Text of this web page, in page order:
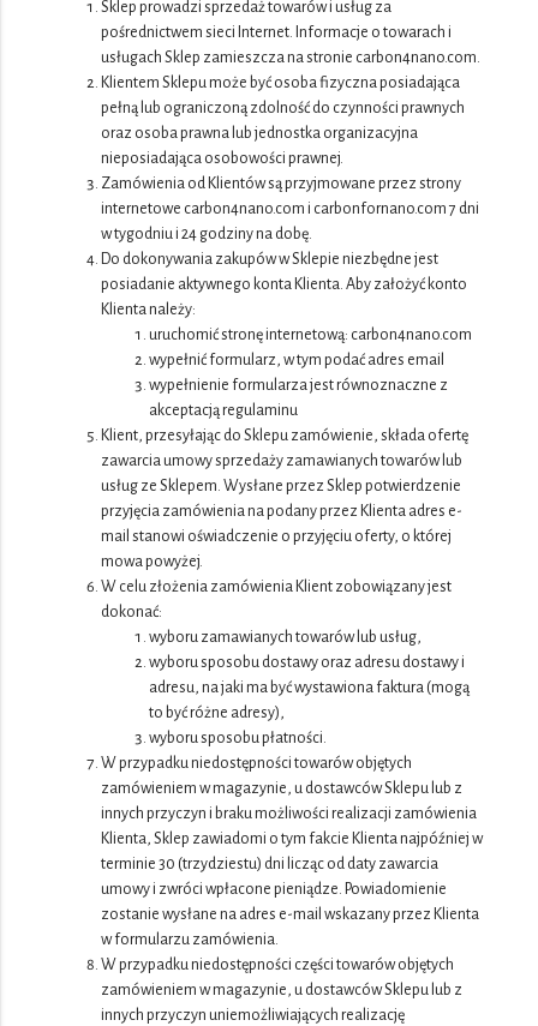
Sklep prowadzi sprzedaż towarów i usług za
pośrednictwem sieci Internet. Informacje o towarach i
usługach Sklep zamieszcza na stronie carbon4nano.com.
Klientem Sklepu może być osoba fizyczna posiadająca
pełną lub ograniczoną zdolność do czynności prawnych
oraz osoba prawna lub jednostka organizacyjna
nieposiadająca osobowości prawnej.
Zamówienia od Klientów są przyjmowane przez strony
internetowe carbon4nano.com i carbonfornano.com 7 dni
w tygodniu i 24 godziny na dobę.
Do dokonywania zakupów w Sklepie niezbędne jest
posiadanie aktywnego konta Klienta. Aby założyć konto
Klienta należy:
uruchomić stronę internetową: carbon4nano.com
wypełnić formularz, w tym podać adres email
wypełnienie formularza jest równoznaczne z
akceptacją regulaminu
Klient, przesyłając do Sklepu zamówienie, składa ofertę
zawarcia umowy sprzedaży zamawianych towarów lub
usług ze Sklepem. Wysłane przez Sklep potwierdzenie
przyjęcia zamówienia na podany przez Klienta adres e-
mail stanowi oświadczenie o przyjęciu oferty, o której
mowa powyżej.
W celu złożenia zamówienia Klient zobowiązany jest
dokonać:
wyboru zamawianych towarów lub usług,
wyboru sposobu dostawy oraz adresu dostawy i
adresu, na jaki ma być wystawiona faktura (mogą
to być różne adresy),
wyboru sposobu płatności.
W przypadku niedostępności towarów objętych
zamówieniem w magazynie, u dostawców Sklepu lub z
innych przyczyn i braku możliwości realizacji zamówienia
Klienta, Sklep zawiadomi o tym fakcie Klienta najpóźniej w
terminie 30 (trzydziestu) dni licząc od daty zawarcia
umowy i zwróci wpłacone pieniądze. Powiadomienie
zostanie wysłane na adres e-mail wskazany przez Klienta
w formularzu zamówienia.
W przypadku niedostępności części towarów objętych
zamówieniem w magazynie, u dostawców Sklepu lub z
innych przyczyn uniemożliwiających realizację